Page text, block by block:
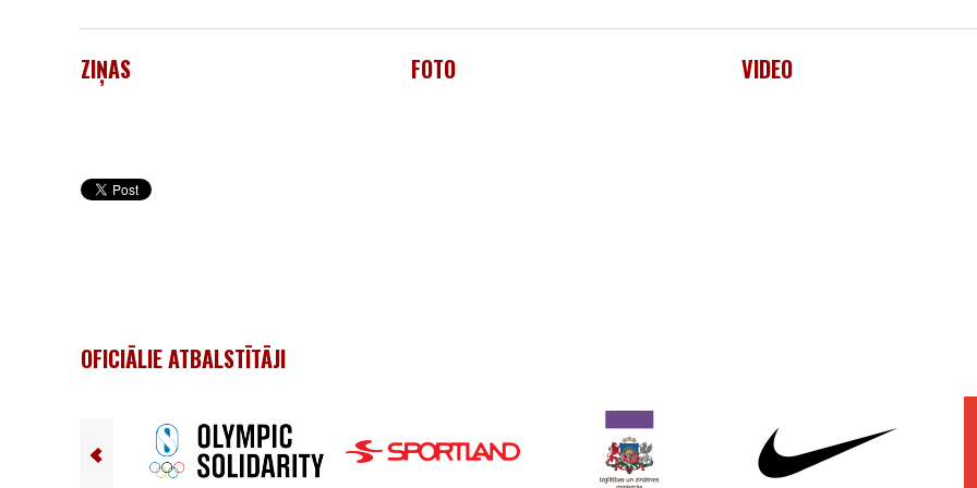
ZIŅAS FOTO VIDEO
OFICIĀLIE ATBALSTĪTĀJI